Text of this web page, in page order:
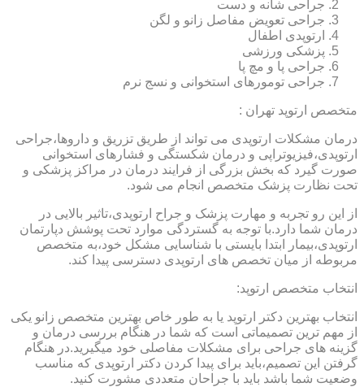
جراحی شانه و دست
جراحی تعویض مفاصل زانو و لگن
ارتوپدی اطفال
پزشکی ورزشی
جراحی پا و مچ پا
جراحی تومورهای استخوانی و نسج نرم
متخصص ارتوپد تهران :
درمان مشکلات ارتوپدی می تواند از طریق تزریق و داروها،جراحی
ارتوپدی،فیزیوتراپی و درمان شکستگی و فشارهای استخوانی
صورت گیرد که بخش بزرگی از فرایند درمان در مراکز پزشکی و
تحت نظارت پزشک متخصص انجام می شود.
از این رو تجربه و مهارت پزشک و جراح ارتوپدی،تاثیر بالایی در
درمان شما دارد.با توجه به گستردگی موارد تحت پوشش دپارتمان
ارتوپدی،بیمار ابتدا بایستی با شناسایی مشکل خود،به متخصص
مربوطه از میان تخصص های ارتوپدی دسترسی پیدا کند.
انتخاب متخصص ارتوپد:
انتخاب بهترین دکتر ارتوپد یا به طور خاص بهترین متخصص زانو یکی
از مهم ترین تصمیماتی است که شما در هنگام بررسی درمان و
گزینه های جراحی برای مشکلات مفاصلی خود میگیرید.در هنگام
گرفتن این تصمیم،باید برای پیدا کردن دکتر ارتوپدی که مناسب
وضعیت شما باشد باید با جراحان متعددی مشورت کنید.